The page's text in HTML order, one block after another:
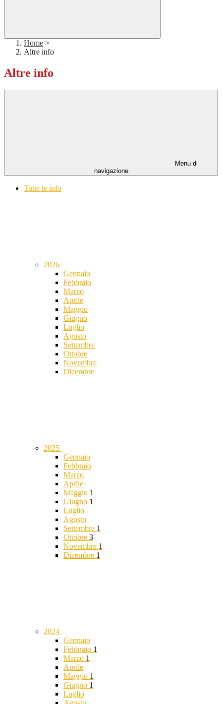
Home >
Altre info
Altre info
Menu di
navigazione
Tutte le info
2026
Gennaio
Febbraio
Marzo
Aprile
Maggio
Giugno
Luglio
Agosto
Settembre
Ottobre
Novembre
Dicembre
2025
Gennaio
Febbraio
Marzo
Aprile
Maggio 1
Giugno 1
Luglio
Agosto
Settembre 1
Ottobre 3
Novembre 1
Dicembre 1
2024
Gennaio
Febbraio 1
Marzo 1
Aprile
Maggio 1
Giugno 1
Luglio